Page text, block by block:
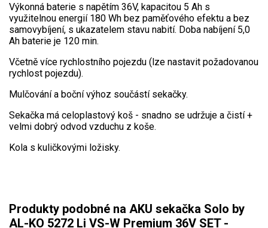
Elektrické tříkolky pro seniory
Elektrické tříkolky pracovní
Elektrické čtyřkolky
Náhradní díly
Náhradní díly pro motorové pily
Zahradní traktory
Náhradní díly pro sekačky
Výkonná baterie s napětím 36V, kapacitou 5 Ah s
využitelnou energií 180 Wh bez paměťového efektu a bez
samovybíjení, s ukazatelem stavu nabití. Doba nabíjení 5,0
Ah baterie je 120 min.
Včetně více rychlostního pojezdu (lze nastavit požadovanou
rychlost pojezdu).
Mulčování a boční výhoz součástí sekačky.
Sekačka má celoplastový koš - snadno se udržuje a čistí +
velmi dobrý odvod vzduchu z koše.
Kola s kuličkovými ložisky.
Produkty podobné na AKU sekačka Solo by
AL-KO 5272 Li VS-W Premium 36V SET -